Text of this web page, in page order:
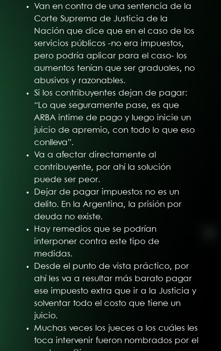
Van en contra de una sentencia de la
Corte Suprema de Justicia de la
Nación que dice que en el caso de los
servicios públicos -no era impuestos,
pero podría aplicar para el caso- los
aumentos tenían que ser graduales, no
abusivos y razonables.
Si los contribuyentes dejan de pagar:
“Lo que seguramente pase, es que
ARBA intime de pago y luego inicie un
juicio de apremio, con todo lo que eso
conlleva”.
Va a afectar directamente al
contribuyente, por ahí la solución
puede ser peor.
Dejar de pagar impuestos no es un
delito. En la Argentina, la prisión por
deuda no existe.
Hay remedios que se podrían
interponer contra este tipo de
medidas.
Desde el punto de vista práctico, por
ahí les va a resultar más barato pagar
ese impuesto extra que ir a la Justicia y
solventar todo el costo que tiene un
juicio.
Muchas veces los jueces a los cuáles les
toca intervenir fueron nombrados por el